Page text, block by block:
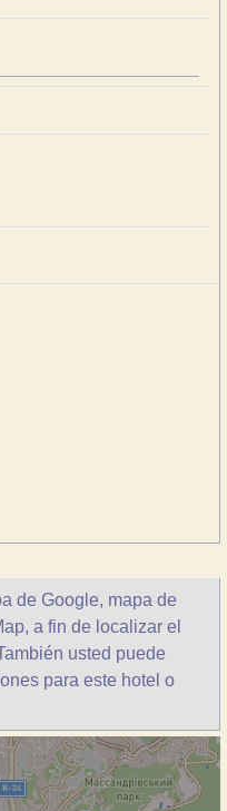
de Google, mapa de
a fin de localizar el
usted puede
para este hotel o